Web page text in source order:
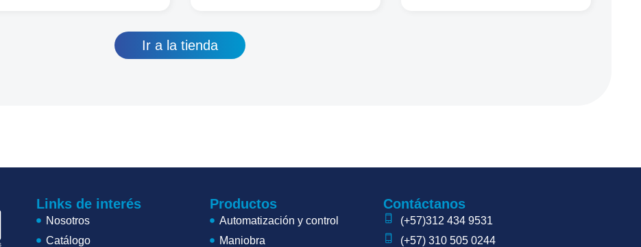
Ir a la tienda
Links de interés
Nosotros
Catálogo
Productos
Automatización y control
Maniobra
Contáctanos
(+57)312 434 9531
(+57) 310 505 0244